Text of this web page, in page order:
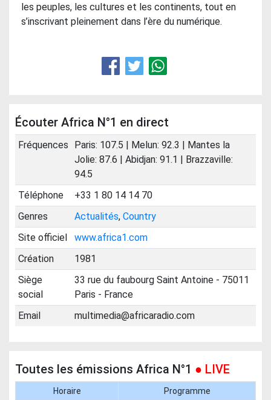
les peuples, les cultures et les continents, tout en
s’inscrivant pleinement dans l’ère du numérique.
Écouter Africa N°1 en direct
Fréquences
Paris: 107.5 | Melun: 92.3 | Mantes la
Jolie: 87.6 | Abidjan: 91.1 | Brazzaville:
94.5
Téléphone
+33 1 80 14 14 70
Genres
Actualités, Country
Site officiel
www.africa1.com
Création
1981
Siège
social
33 rue du faubourg Saint Antoine - 75011
Paris - France
Email
multimedia@africaradio.com
Toutes les émissions Africa N°1 ● LIVE
Horaire Programme